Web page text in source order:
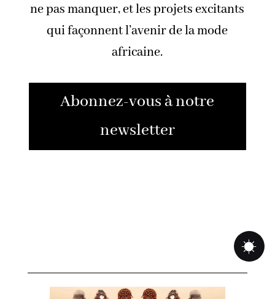
ne pas manquer, et les projets excitants
qui façonnent l’avenir de la mode
africaine.
Abonnez-vous à notre
newsletter